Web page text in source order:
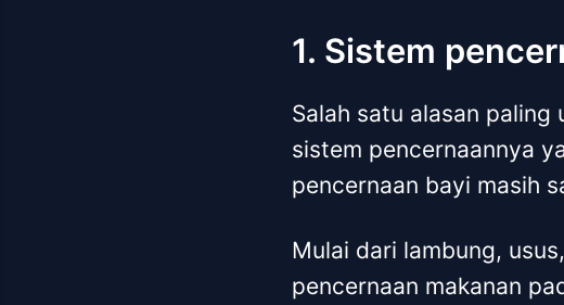
1. Sistem
Salah satu alasan
sistem pencernaannya
pencernaan bayi masih
Mulai dari lambung,
pencernaan makanan